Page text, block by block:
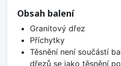
Obsah balení
Granitový dřez
Příchytky
Těsnění není součástí
dřezů se jako těsnění